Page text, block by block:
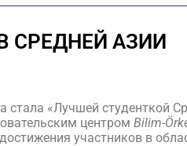
СРЕДНЕЙ АЗИИ
«Лучшей студенткой
центром Bilim-
участников в